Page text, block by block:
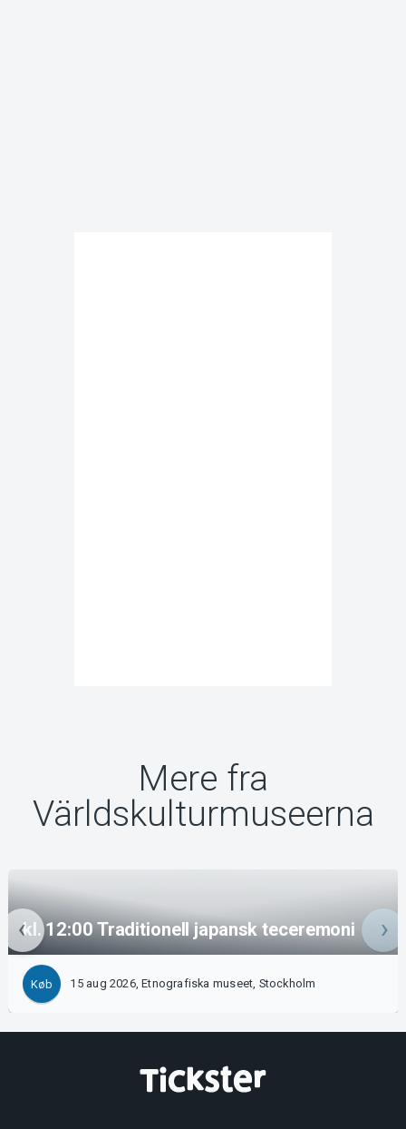
Mere fra
Världskulturmuseerna
kl. 12:00 Traditionell japansk teceremoni
Køb 15 aug 2026, Etnografiska museet, Stockholm